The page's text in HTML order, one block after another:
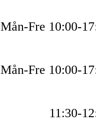
Mån-Fre 10:00-
Mån-Fre 10:00-
11:30-